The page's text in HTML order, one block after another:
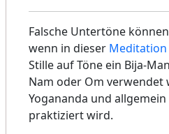
Falsche Untertöne
wenn in dieser Meditation
Stille auf Töne ein Bija-
Nam oder Om verwendet
Yogananda und allgemein
praktiziert wird.